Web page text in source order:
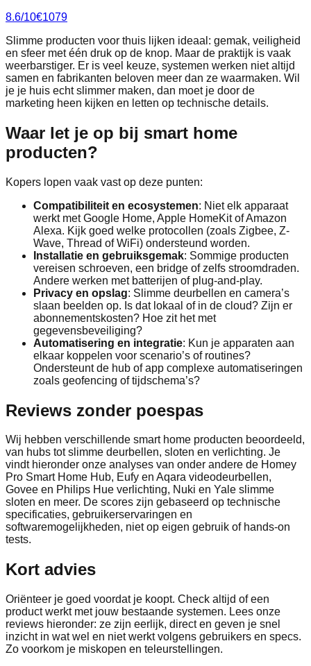
8.6/10€1079
Slimme producten voor thuis lijken ideaal: gemak, veiligheid
en sfeer met één druk op de knop. Maar de praktijk is vaak
weerbarstiger. Er is veel keuze, systemen werken niet altijd
samen en fabrikanten beloven meer dan ze waarmaken. Wil
je je huis echt slimmer maken, dan moet je door de
marketing heen kijken en letten op technische details.
Waar let je op bij smart home
producten?
Kopers lopen vaak vast op deze punten:
Compatibiliteit en ecosystemen: Niet elk apparaat
werkt met Google Home, Apple HomeKit of Amazon
Alexa. Kijk goed welke protocollen (zoals Zigbee, Z-
Wave, Thread of WiFi) ondersteund worden.
Installatie en gebruiksgemak: Sommige producten
vereisen schroeven, een bridge of zelfs stroomdraden.
Andere werken met batterijen of plug-and-play.
Privacy en opslag: Slimme deurbellen en camera’s
slaan beelden op. Is dat lokaal of in de cloud? Zijn er
abonnementskosten? Hoe zit het met
gegevensbeveiliging?
Automatisering en integratie: Kun je apparaten aan
elkaar koppelen voor scenario’s of routines?
Ondersteunt de hub of app complexe automatiseringen
zoals geofencing of tijdschema’s?
Reviews zonder poespas
Wij hebben verschillende smart home producten beoordeeld,
van hubs tot slimme deurbellen, sloten en verlichting. Je
vindt hieronder onze analyses van onder andere de Homey
Pro Smart Home Hub, Eufy en Aqara videodeurbellen,
Govee en Philips Hue verlichting, Nuki en Yale slimme
sloten en meer. De scores zijn gebaseerd op technische
specificaties, gebruikerservaringen en
softwaremogelijkheden, niet op eigen gebruik of hands-on
tests.
Kort advies
Oriënteer je goed voordat je koopt. Check altijd of een
product werkt met jouw bestaande systemen. Lees onze
reviews hieronder: ze zijn eerlijk, direct en geven je snel
inzicht in wat wel en niet werkt volgens gebruikers en specs.
Zo voorkom je miskopen en teleurstellingen.